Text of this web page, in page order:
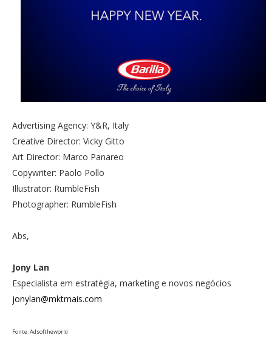
Advertising Agency: Y&R, Italy
Creative Director: Vicky Gitto
Art Director: Marco Panareo
Copywriter: Paolo Pollo
Illustrator: RumbleFish
Photographer: RumbleFish
Abs,
Jony Lan
Especialista em estratégia, marketing e novos negócios
jonylan@mktmais.com
Fonte: Adsoftheworld